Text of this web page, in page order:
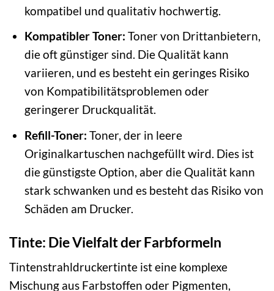
kompatibel und qualitativ hochwertig.
Kompatibler Toner: Toner von Drittanbietern,
die oft günstiger sind. Die Qualität kann
variieren, und es besteht ein geringes Risiko
von Kompatibilitätsproblemen oder
geringerer Druckqualität.
Refill-Toner: Toner, der in leere
Originalkartuschen nachgefüllt wird. Dies ist
die günstigste Option, aber die Qualität kann
stark schwanken und es besteht das Risiko von
Schäden am Drucker.
Tinte: Die Vielfalt der Farbformeln
Tintenstrahldruckertinte ist eine komplexe
Mischung aus Farbstoffen oder Pigmenten,